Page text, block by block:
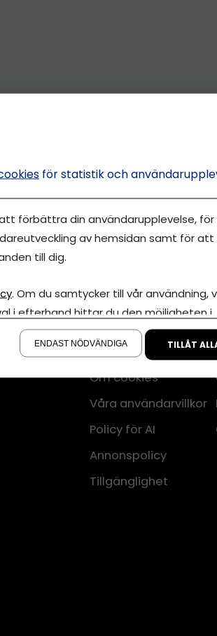
Annonsera
Om cookies
Våra användarvillkor
Policy för AI
Annonspolicy
Tillgänglighet
för statistik och
förbättra din användarupplevelse,
av hemsidan samt för att
till dig.
. Om du samtycker till vår användning,
i efterhand hittar du den möjligheten i
ENDAST NÖDVÄNDIGA TILLÅT